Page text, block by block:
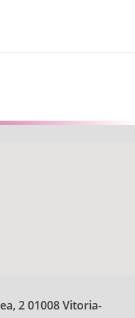
2 01008 Vitoria-